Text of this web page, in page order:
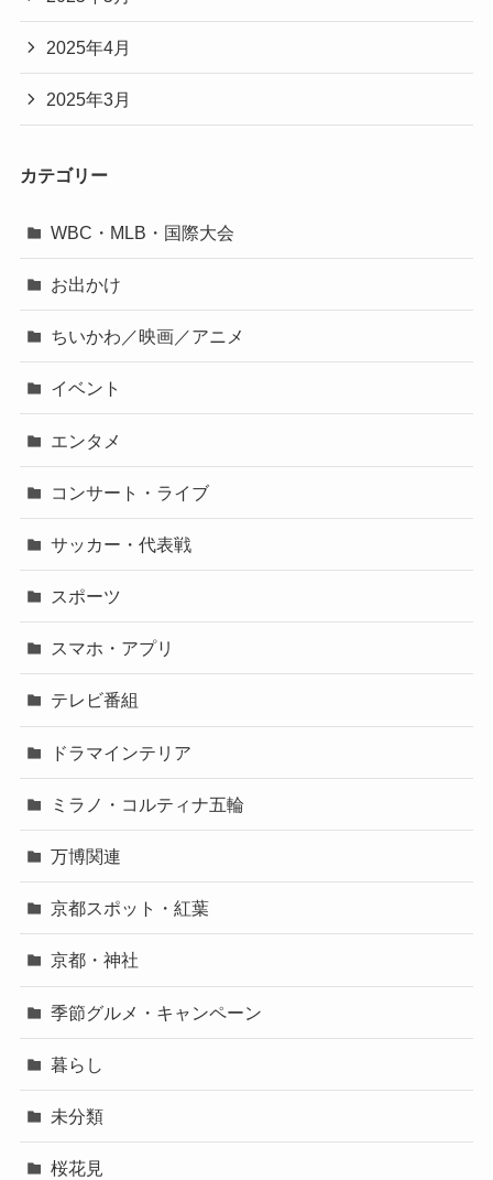
2025年4月
2025年3月
カテゴリー
WBC・MLB・国際大会
お出かけ
ちいかわ／映画／アニメ
イベント
エンタメ
コンサート・ライブ
サッカー・代表戦
スポーツ
スマホ・アプリ
テレビ番組
ドラマインテリア
ミラノ・コルティナ五輪
万博関連
京都スポット・紅葉
京都・神社
季節グルメ・キャンペーン
暮らし
未分類
桜花見